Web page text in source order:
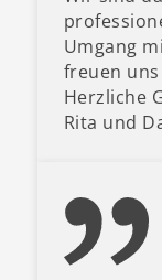
Umgang
freuen
Herzliche
Rita und